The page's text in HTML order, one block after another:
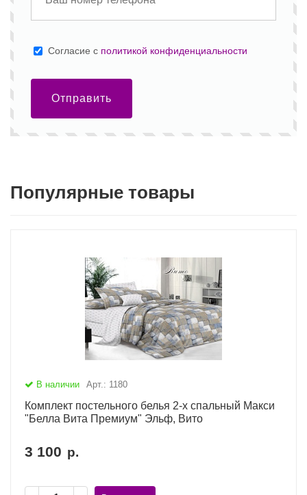
Cогласие с политикой конфиденциальности
Отправить
Популярные товары
В наличии Арт.: 1180
Комплект постельного белья 2-х спальный Макси
"Белла Вита Премиум" Эльф, Вито
3 100 р.